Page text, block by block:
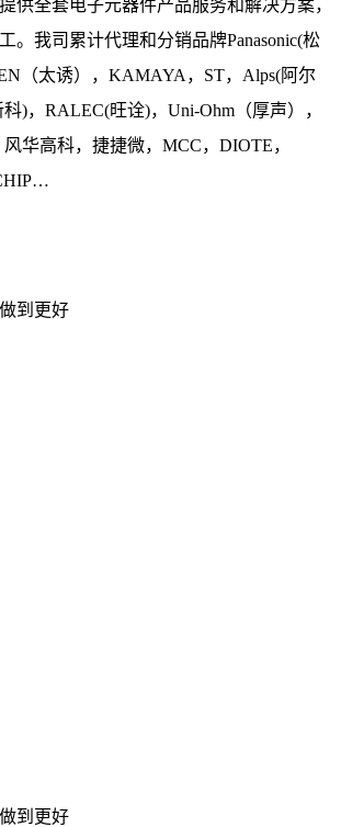
供全套电子元器件产品服务和解决方案，
。我司累计代理和分销品牌Panasonic(松
（太诱），KAMAYA，ST，Alps(阿尔
)，RALEC(旺诠)，Uni-Ohm（厚声），
华高科，捷捷微，MCC，DIOTE，
到更好
到更好